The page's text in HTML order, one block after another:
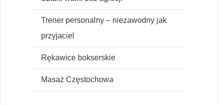
Trener personalny – niezawodny jak
przyjaciel
Rękawice bokserskie
Masaż Częstochowa